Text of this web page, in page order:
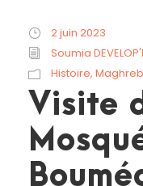
2 juin 2023
Soumia
Histoire, Maghreb
Visite